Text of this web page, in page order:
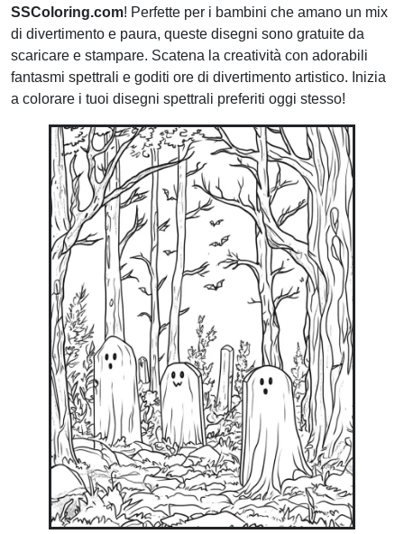
SSColoring.com! Perfette per i bambini che amano un mix
di divertimento e paura, queste disegni sono gratuite da
scaricare e stampare. Scatena la creatività con adorabili
fantasmi spettrali e goditi ore di divertimento artistico. Inizia
a colorare i tuoi disegni spettrali preferiti oggi stesso!